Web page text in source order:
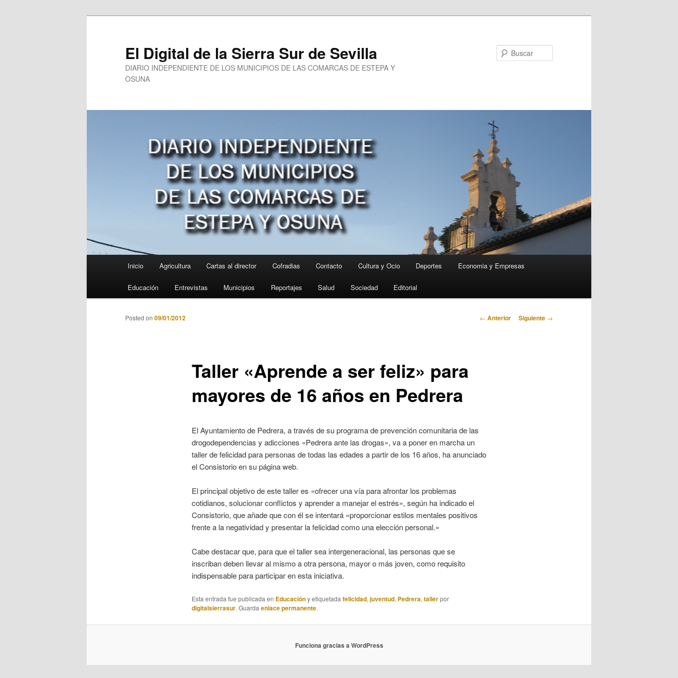
El Digital de la Sierra Sur de Sevilla
DIARIO INDEPENDIENTE DE LOS MUNICIPIOS DE LAS COMARCAS DE ESTEPA Y
OSUNA
Inicio Agricultura Cartas al director Cofradias Contacto Cultura y Ocio Deportes Economia y Empresas
Educación Entrevistas Municipios Reportajes Salud Sociedad Editorial
Navegación
← Anterior Siguiente →
Taller «Aprende a ser feliz» para
mayores de 16 años en Pedrera
Posted on 09/01/2012
El Ayuntamiento de Pedrera, a través de su programa de prevención comunitaria de las
drogodependencias y adicciones «Pedrera ante las drogas», va a poner en marcha un
taller de felicidad para personas de todas las edades a partir de los 16 años, ha anunciado
el Consistorio en su página web.
El principal objetivo de este taller es «ofrecer una vía para afrontar los problemas
cotidianos, solucionar conflictos y aprender a manejar el estrés», según ha indicado el
Consistorio, que añade que con él se intentará «proporcionar estilos mentales positivos
frente a la negatividad y presentar la felicidad como una elección personal.»
Cabe destacar que, para que el taller sea intergeneracional, las personas que se
inscriban deben llevar al mismo a otra persona, mayor o más joven, como requisito
indispensable para participar en esta iniciativa.
Esta entrada fue publicada en Educacióny etiquetada felicidad, juventud, Pedrera, tallerpor
digitalsierrasur. Guarda enlace permanente.
Funciona gracias a WordPress